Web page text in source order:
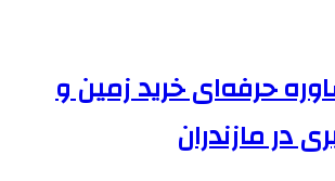
حرفه‌ای خرید زمین و
در مازندران